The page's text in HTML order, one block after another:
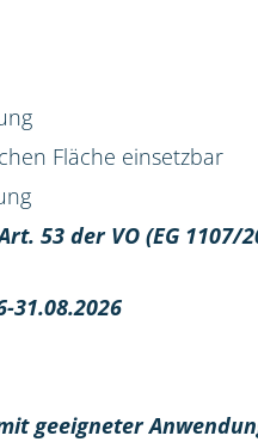
Fläche einsetzbar
53 der VO (EG 1107/
31.08.2026
geeigneter